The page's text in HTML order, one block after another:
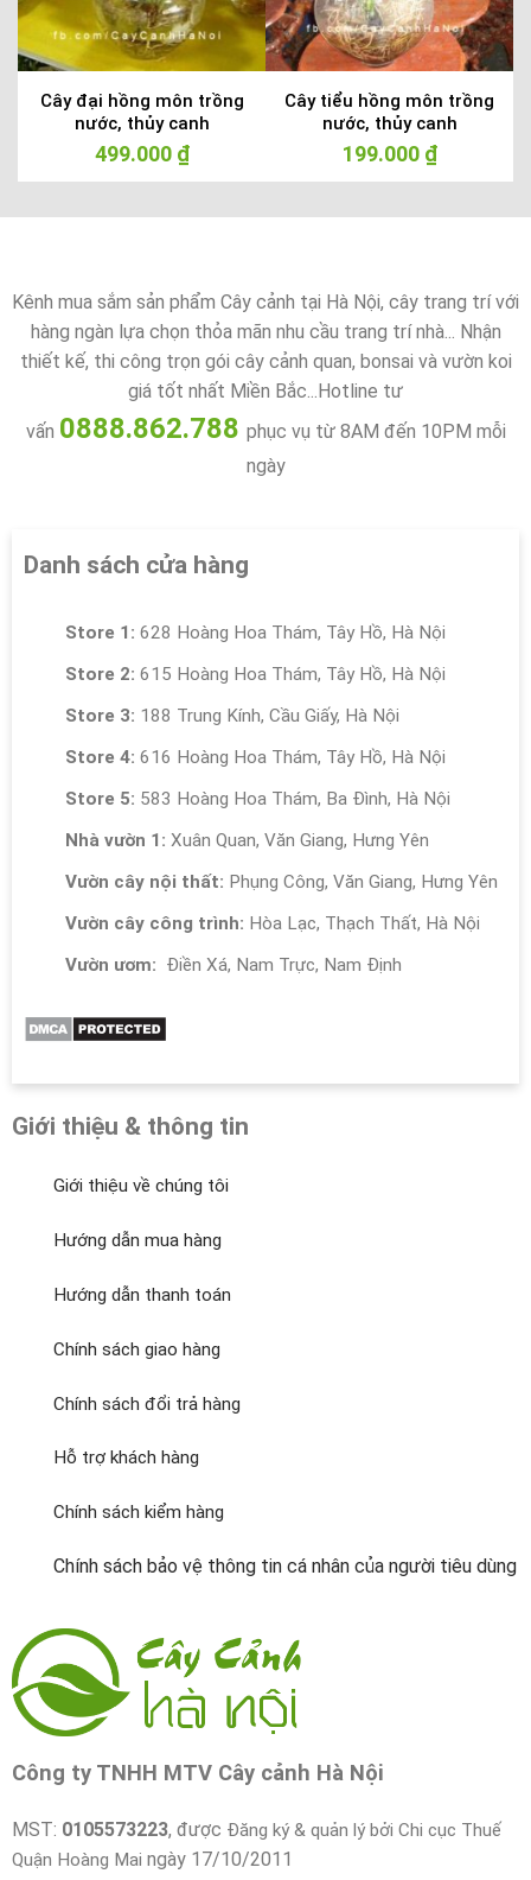
Cây đại hồng môn trồng
nước, thủy canh
499.000 ₫
Cây tiểu hồng môn trồng
nước, thủy canh
199.000 ₫
₫.
Kênh mua sắm sản phẩm Cây cảnh tại Hà Nội, cây trang trí với
hàng ngàn lựa chọn thỏa mãn nhu cầu trang trí nhà... Nhận
thiết kế, thi công trọn gói cây cảnh quan, bonsai và vườn koi
giá tốt nhất Miền Bắc...Hotline tư
vấn 0888.862.788 phục vụ từ 8AM đến 10PM mỗi
ngày
Danh sách cửa hàng
Store 1: 628 Hoàng Hoa Thám, Tây Hồ, Hà Nội
Store 2: 615 Hoàng Hoa Thám, Tây Hồ, Hà Nội
Store 3: 188 Trung Kính, Cầu Giấy, Hà Nội
Store 4: 616 Hoàng Hoa Thám, Tây Hồ, Hà Nội
Store 5: 583 Hoàng Hoa Thám, Ba Đình, Hà Nội
Nhà vườn 1: Xuân Quan, Văn Giang, Hưng Yên
Vườn cây nội thất: Phụng Công, Văn Giang, Hưng Yên
Vườn cây công trình: Hòa Lạc, Thạch Thất, Hà Nội
Vườn ươm: Điền Xá, Nam Trực, Nam Định
Giới thiệu & thông tin
Giới thiệu về chúng tôi
Hướng dẫn mua hàng
Hướng dẫn thanh toán
Chính sách giao hàng
Chính sách đổi trả hàng
Hỗ trợ khách hàng
Chính sách kiểm hàng
Chính sách bảo vệ thông tin cá nhân của người tiêu dùng
Công ty TNHH MTV Cây cảnh Hà Nội
MST: 0105573223, được Đăng ký & quản lý bởi Chi cục Thuế
Quận Hoàng Mai ngày 17/10/2011